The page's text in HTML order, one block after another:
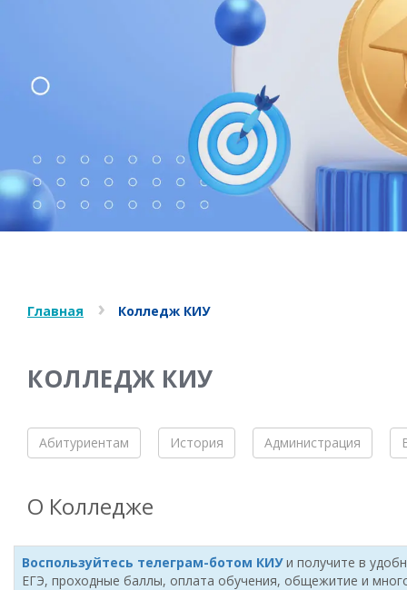
Главная Колледж КИУ
КОЛЛЕДЖ КИУ
Абитуриентам История Администрация
О Колледже
Воспользуйтесь телеграм-ботом КИУи получите в
ЕГЭ, проходные баллы, оплата обучения, общежитие и